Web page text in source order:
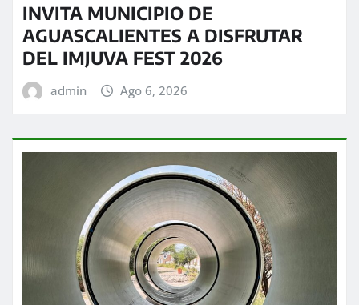
INVITA MUNICIPIO DE
AGUASCALIENTES A DISFRUTAR
DEL IMJUVA FEST 2026
admin Ago 6, 2026